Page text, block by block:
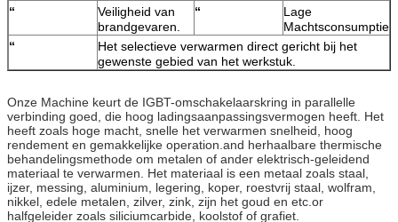
“
Veiligheid van
brandgevaren.
“
Lage
Machtsconsumptie
“
Het selectieve verwarmen direct gericht bij het
gewenste gebied van het werkstuk.
Onze Machine keurt de IGBT-omschakelaarskring in parallelle
verbinding goed, die hoog ladingsaanpassingsvermogen heeft. Het
heeft zoals hoge macht, snelle het verwarmen snelheid, hoog
rendement en gemakkelijke operation.and herhaalbare thermische
behandelingsmethode om metalen of ander elektrisch-geleidend
materiaal te verwarmen. Het materiaal is een metaal zoals staal,
ijzer, messing, aluminium, legering, koper, roestvrij staal, wolfram,
nikkel, edele metalen, zilver, zink, zijn het goud en etc.or
halfgeleider zoals siliciumcarbide, koolstof of grafiet.